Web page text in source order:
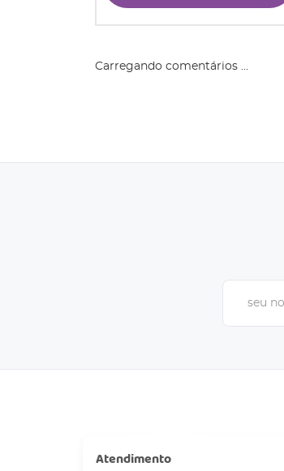
Carregando comentários ...
Atendimento